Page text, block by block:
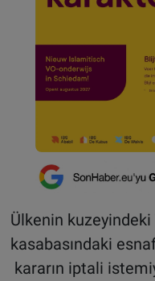
Ülkenin
kasabasındaki
kararın iptali